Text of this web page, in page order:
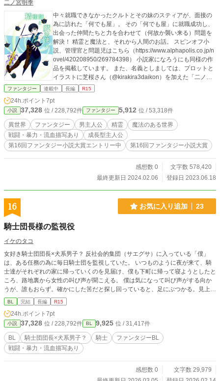
二ノ宮明季
中々就職できなかったクルトとその妹のスティアが、面接の
為に訪れた「何でも屋」。 その「何でも屋」に就職成功し、
出会った仲間たちと力を合わせて（何故か襲い来る）問題を
解決！ 精霊と魔法と、それから人間のお話。 スピンオフ小
説、管理官と問題児はこちら（https://www.alphapolis.co.jp/n
ovel/420208950/269784398） 小説家になろうにも同様の作
品を掲載しています。 また、名義としましては、プロットと
イラストに芝桜さん（@kirakira3daikon）を加えた「二ノ宮
芝桜」となっております。 念の為R15をつけています。
ファンタジー 連載中 長編 R15
24h.ポイント 7pt
小説 37,328 位 / 228,792件 ファンタジー 5,912 位 / 53,318件
異世界 ファンタジー 男主人公 精霊
魔法のある世界
戦闘・暴力・流血描写あり
成長型主人公
第16回ファンタジー小説大賞エントリー中
第16回ファンタジー小説大賞
感想数 0
文字数 578,420
最終更新日 2024.02.06
登録日 2023.06.18
16 お気に入り追加 23
騎士団長様の監視役
イケのタコ
女好き騎士団団長×犬系男子？ 反社会的集団（サエグサ）に入っている「僕」
は、ある任務の為に毎日騎士団を監視していた。 いつものように夜が来て、騎
士達がそれぞれの家に帰っていくのを見届け、僕も下町に帰って寝ようとしたと
ころ、路地裏から女性の叫び声が聞こえる。 僕は気になって叫び声がする向か
うが、誰もおらず。確かにした筈だと探し回っていると、足にぶつかる。見上げ
ると、女性は建物の間に吊り上げられていた。 丁度、騎士が通りかかり、「お
前が犯人だな」と僕は騎士団に捕まるのだった。 『騎士団隊長が生き返った
ら、険悪だった部下に愛される？』のスピンオフと後日談 読まなくて大丈夫で
す
BL 完結 長編 R15
24h.ポイント 7pt
小説 37,328 位 / 228,792件 BL 9,925 位 / 31,417件
BL 騎士団団長×犬系男子？ 騎士
ファンタジーBL
戦闘・暴力・流血描写あり
感想数 0
文字数 29,979